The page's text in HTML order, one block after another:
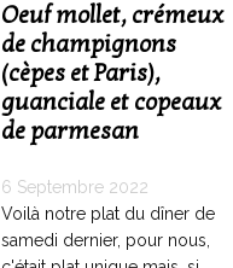
Oeuf mollet, crémeux
de champignons
(cèpes et Paris),
guanciale et copeaux
de parmesan
6 Septembre 2022
Voilà notre plat du dîner de
samedi dernier, pour nous,